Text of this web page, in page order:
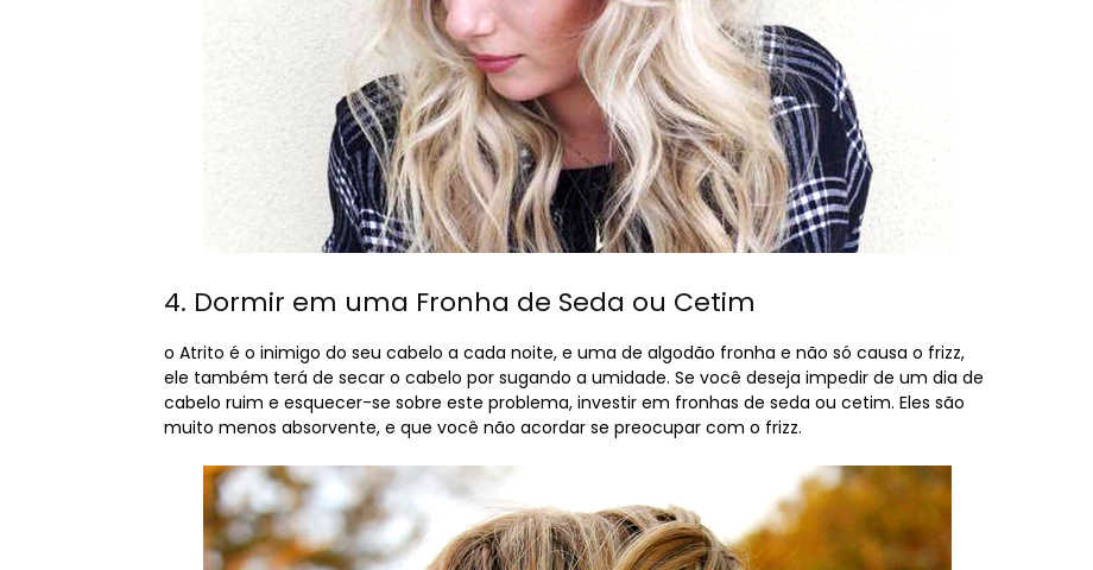
4. Dormir em uma Fronha de Seda ou Cetim
o Atrito é o inimigo do seu cabelo a cada noite, e uma de algodão fronha e não só causa o frizz,
ele também terá de secar o cabelo por sugando a umidade. Se você deseja impedir de um dia de
cabelo ruim e esquecer-se sobre este problema, investir em fronhas de seda ou cetim. Eles são
muito menos absorvente, e que você não acordar se preocupar com o frizz.